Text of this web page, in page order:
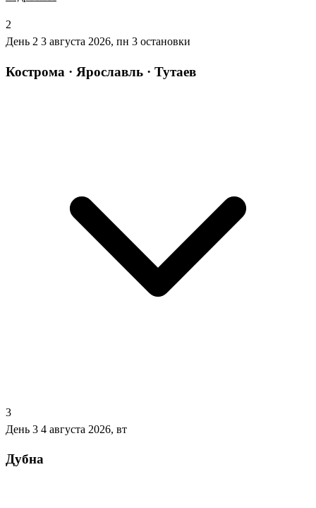
2
День 2 3 августа 2026, пн 3 остановки
Кострома · Ярославль · Тутаев
3
День 3 4 августа 2026, вт
Дубна